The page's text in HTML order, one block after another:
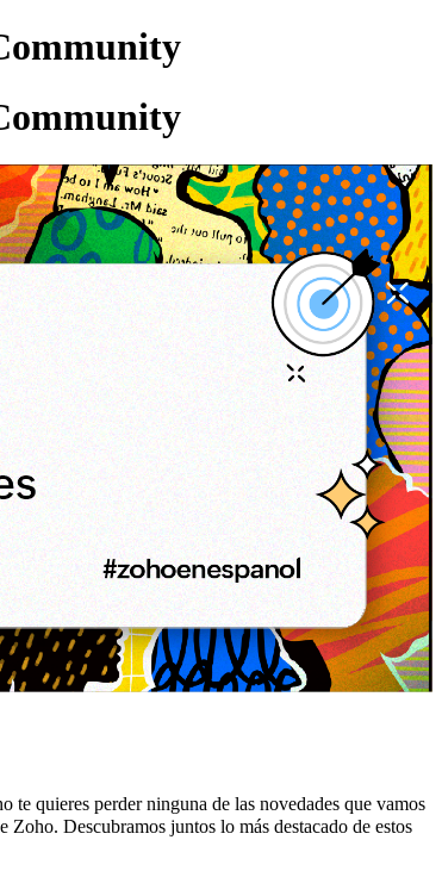
te quieres perder ninguna de las novedades que vamos
Descubramos juntos lo más destacado de estos